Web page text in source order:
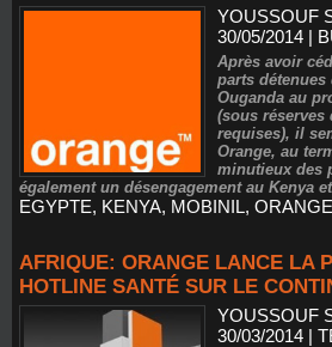
YOUSSOUF
30/05/2014 |
Après avoir
parts
Ouganda au
(sous
requises), il
Orange, au
minutieux des
également un désengagement au Kenya
EGYPTE, KENYA, MOBINIL, ORANGE
AFRIQUE: ORANGE LANCE LA
HOTLINE SANTÉ SUR LE
YOUSSOUF
30/03/2014 |